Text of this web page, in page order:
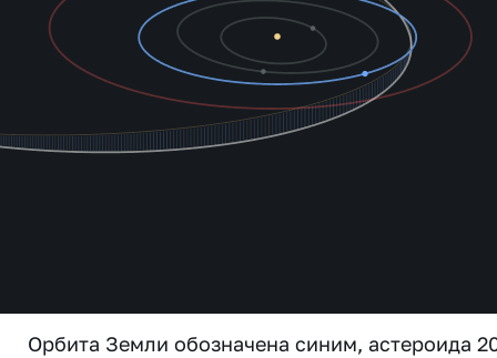
Орбита Земли обозначена синим, астероида